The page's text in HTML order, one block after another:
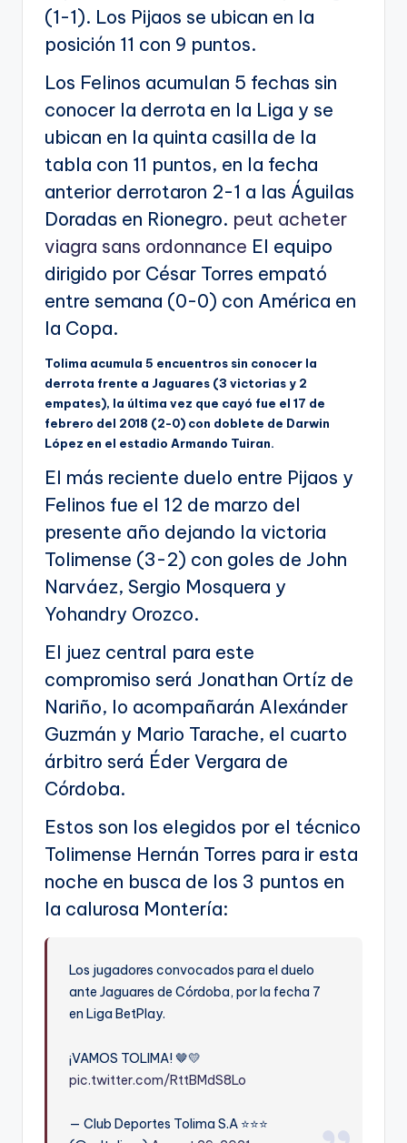
(1-1). Los Pijaos se ubican en la
posición 11 con 9 puntos.
Los Felinos acumulan 5 fechas sin
conocer la derrota en la Liga y se
ubican en la quinta casilla de la
tabla con 11 puntos, en la fecha
anterior derrotaron 2-1 a las Águilas
Doradas en Rionegro. peut acheter
viagra sans ordonnance El equipo
dirigido por César Torres empató
entre semana (0-0) con América en
la Copa.
Tolima acumula 5 encuentros sin conocer la
derrota frente a Jaguares (3 victorias y 2
empates), la última vez que cayó fue el 17 de
febrero del 2018 (2-0) con doblete de Darwin
López en el estadio Armando Tuiran.
El más reciente duelo entre Pijaos y
Felinos fue el 12 de marzo del
presente año dejando la victoria
Tolimense (3-2) con goles de John
Narváez, Sergio Mosquera y
Yohandry Orozco.
El juez central para este
compromiso será Jonathan Ortíz de
Nariño, lo acompañarán Alexánder
Guzmán y Mario Tarache, el cuarto
árbitro será Éder Vergara de
Córdoba.
Estos son los elegidos por el técnico
Tolimense Hernán Torres para ir esta
noche en busca de los 3 puntos en
la calurosa Montería:
Los jugadores convocados para el duelo
ante Jaguares de Córdoba, por la fecha 7
en Liga BetPlay.
¡VAMOS TOLIMA! 🤎💛
pic.twitter.com/RttBMdS8Lo
— Club Deportes Tolima S.A ⭐️⭐️⭐️